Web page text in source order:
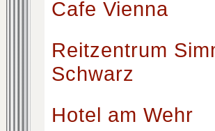
Cafe Vienna
Reitzentrum
Schwarz
Hotel am Wehr